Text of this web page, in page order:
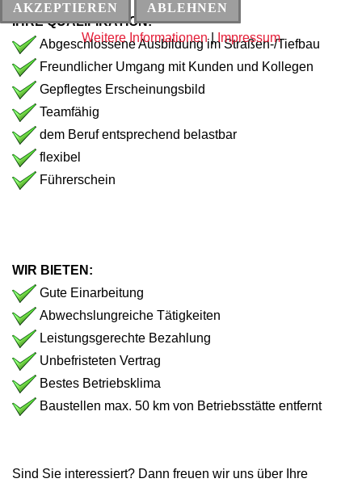
IHRE QUALIFIKATION:
Abgeschlossene Ausbildung im Straßen-/Tiefbau
Freundlicher Umgang mit Kunden und Kollegen
Gepflegtes Erscheinungsbild
Teamfähig
dem Beruf entsprechend belastbar
flexibel
Führerschein
WIR BIETEN:
Gute Einarbeitung
Abwechslungreiche Tätigkeiten
Leistungsgerechte Bezahlung
Unbefristeten Vertrag
Bestes Betriebsklima
Baustellen max. 50 km von Betriebsstätte entfernt
Sind Sie interessiert? Dann freuen wir uns über Ihre
AKZEPTIEREN ABLEHNEN
Weitere Informationen| Impressum